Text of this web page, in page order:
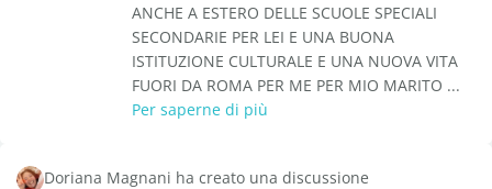
ANCHE A ESTERO DELLE SCUOLE SPECIALI
SECONDARIE PER LEI E UNA BUONA
ISTITUZIONE CULTURALE E UNA NUOVA VITA
FUORI DA ROMA PER ME PER MIO MARITO ...
Per saperne di più
Doriana Magnani ha creato una discussione